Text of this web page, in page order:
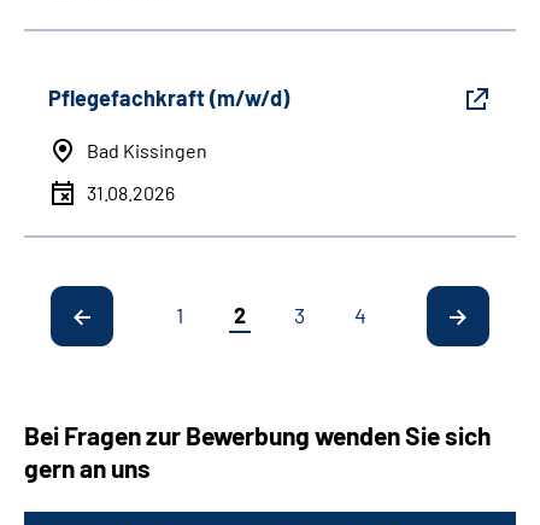
Pflegefachkraft (m/w/d)
Bad Kissingen
31.08.2026
1 2 3 4
Bei Fragen zur Bewerbung wenden Sie sich
gern an uns